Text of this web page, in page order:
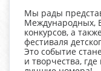
Мы рады
Международных,
конкурсов, а
фестиваля
Это событие
и творчества,